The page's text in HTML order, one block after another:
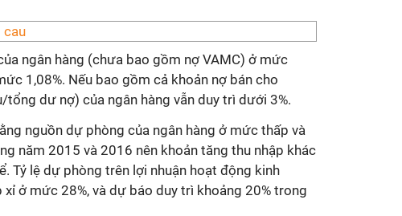
ngân hàng (chưa bao gồm nợ VAMC) ở mức
1,08%. Nếu bao gồm cả khoản nợ bán cho
tổng dư nợ) của ngân hàng vẫn duy trì dưới 3%.
nguồn dự phòng của ngân hàng ở mức thấp và
năm 2015 và 2016 nên khoản tăng thu nhập khác
Tỷ lệ dự phòng trên lợi nhuận hoạt động kinh
ở mức 28%, và dự báo duy trì khoảng 20% trong